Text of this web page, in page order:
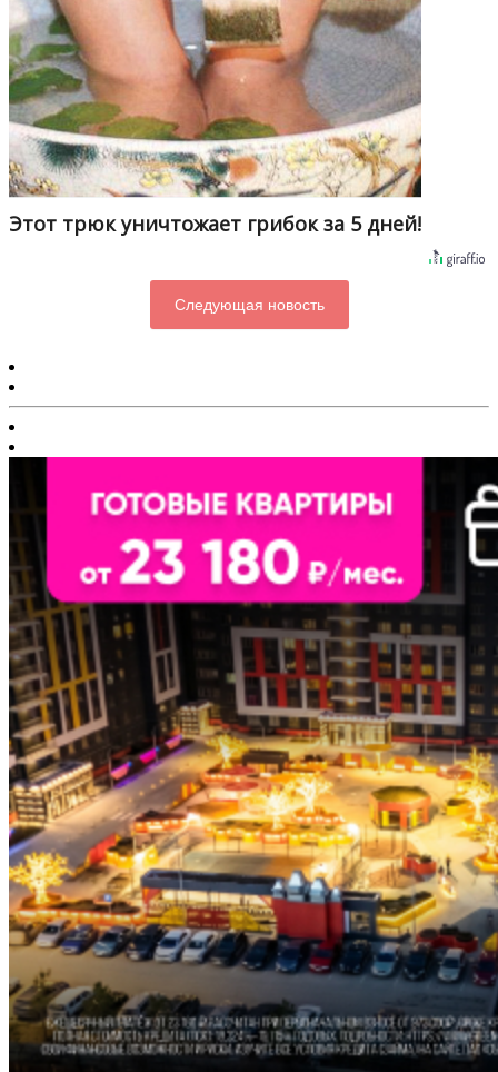
Этот трюк уничтожает грибок за 5 дней!
Следующая новость